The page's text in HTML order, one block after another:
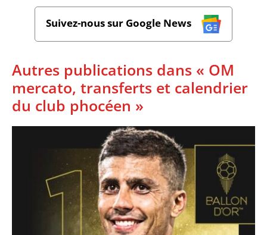
Suivez-nous sur Google News
Autres publications dans « OM
mercato, transferts et calendrier
du club phocéen »